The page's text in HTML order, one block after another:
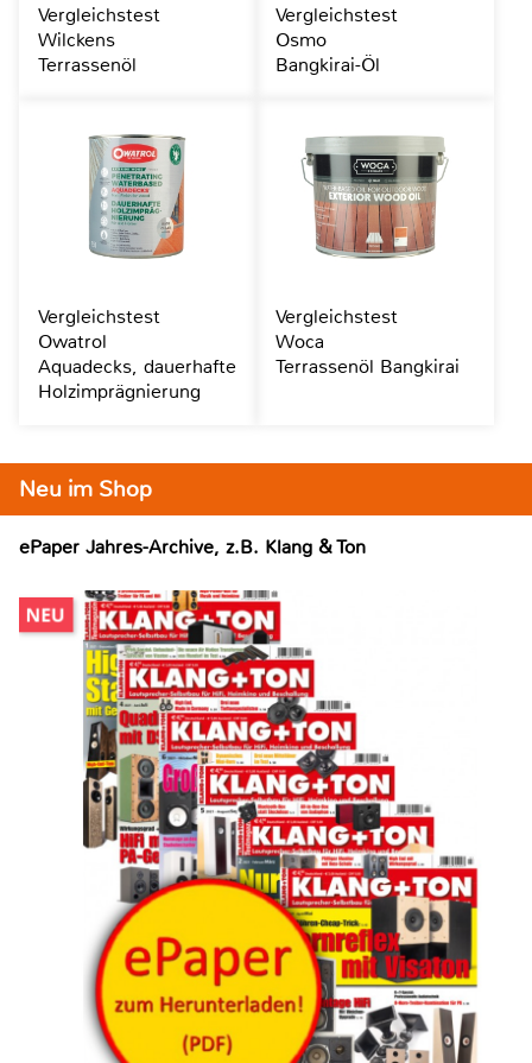
Neu im Shop
ePaper Jahres-Archive, z.B. Klang & Ton
Vergleichstest
Wilckens
Terrassenöl
Vergleichstest
Osmo
Bangkirai-Öl
Vergleichstest
Owatrol
Aquadecks, dauerhafte
Holzimprägnierung
Vergleichstest
Woca
Terrassenöl Bangkirai